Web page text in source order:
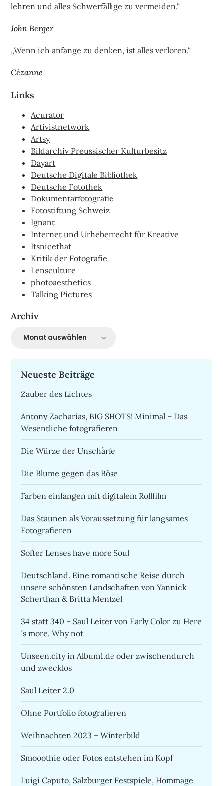
lehren und alles Schwerfällige zu vermeiden.“
John Berger
„Wenn ich anfange zu denken, ist alles verloren.“
Cézanne
Links
Acurator
Artivistnetwork
Artsy
Bildarchiv Preussischer Kulturbesitz
Dayart
Deutsche Digitale Bibliothek
Deutsche Fotothek
Dokumentarfotografie
Fotostiftung Schweiz
Ignant
Internet und Urheberrecht für Kreative
Itsnicethat
Kritik der Fotografie
Lensculture
photoaesthetics
Talking Pictures
Archiv
Neueste Beiträge
Zauber des Lichtes
Antony Zacharias, BIG SHOTS! Minimal – Das
Wesentliche fotografieren
Die Würze der Unschärfe
Die Blume gegen das Böse
Farben einfangen mit digitalem Rollfilm
Das Staunen als Voraussetzung für langsames
Fotografieren
Softer Lenses have more Soul
Deutschland. Eine romantische Reise durch
unsere schönsten Landschaften von Yannick
Scherthan & Britta Mentzel
34 statt 340 – Saul Leiter von Early Color zu Here
´s more. Why not
Unseen.city in Album1.de oder zwischendurch
und zwecklos
Saul Leiter 2.0
Ohne Portfolio fotografieren
Weihnachten 2023 – Winterbild
Smooothie oder Fotos entstehen im Kopf
Luigi Caputo, Salzburger Festspiele, Hommage